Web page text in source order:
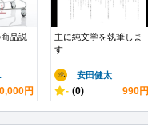
品説
円
主に純文学を執筆しま
す
安田健太
- (0) 990円